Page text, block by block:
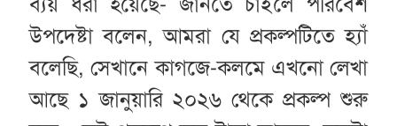
উপদেষ্টা বলেন, আমরা যে প্রকল্পটিতে হ্যাঁ
বলেছি, সেখানে কাগজে-কলমে এখনো লেখা
আছে ১ জানুয়ারি ২০২৬ থেকে প্রকল্প শুরু